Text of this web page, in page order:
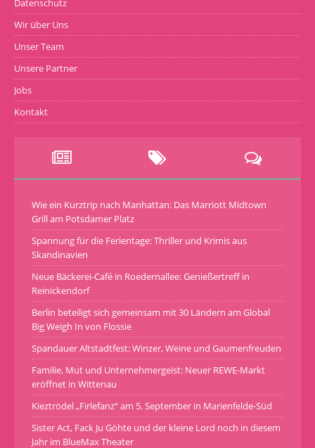
Datenschutz
Wir über Uns
Unser Team
Unsere Partner
Jobs
Kontakt
Wie ein Kurztrip nach Manhattan: Das Marriott Midtown
Grill am Potsdamer Platz
Spannung für die Ferientage: Thriller und Krimis aus
Skandinavien
Neue Bäckerei-Café in Roedernallee: Genießertreff in
Reinickendorf
Berlin beteiligt sich gemeinsam mit 30 Ländern am Global
Big Weigh In von Flossie
Spandauer Altstadtfest: Winzer, Weine und Gaumenfreuden
Familie, Mut und Unternehmergeist: Neuer REWE-Markt
eröffnet in Wittenau
Kieztrödel „Firlefanz“ am 5. September in Marienfelde-Süd
Sister Act, Fack Ju Göhte und der kleine Lord noch in diesem
Jahr im BlueMax Theater